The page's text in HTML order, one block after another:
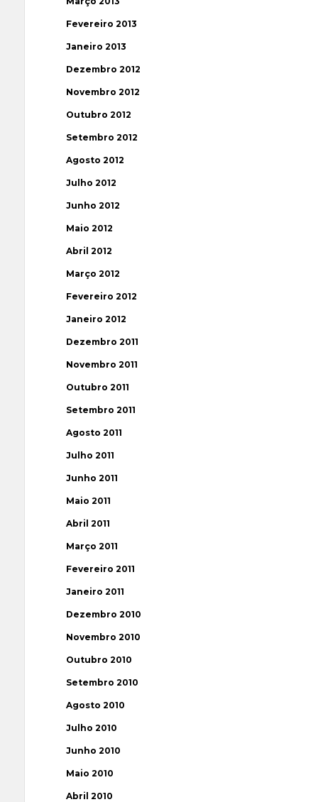
Fevereiro 2013
Janeiro 2013
Dezembro 2012
Novembro 2012
Outubro 2012
Setembro 2012
Agosto 2012
Julho 2012
Junho 2012
Maio 2012
Abril 2012
Março 2012
Fevereiro 2012
Janeiro 2012
Dezembro 2011
Novembro 2011
Outubro 2011
Setembro 2011
Agosto 2011
Julho 2011
Junho 2011
Maio 2011
Abril 2011
Março 2011
Fevereiro 2011
Janeiro 2011
Dezembro 2010
Novembro 2010
Outubro 2010
Setembro 2010
Agosto 2010
Julho 2010
Junho 2010
Maio 2010
Abril 2010